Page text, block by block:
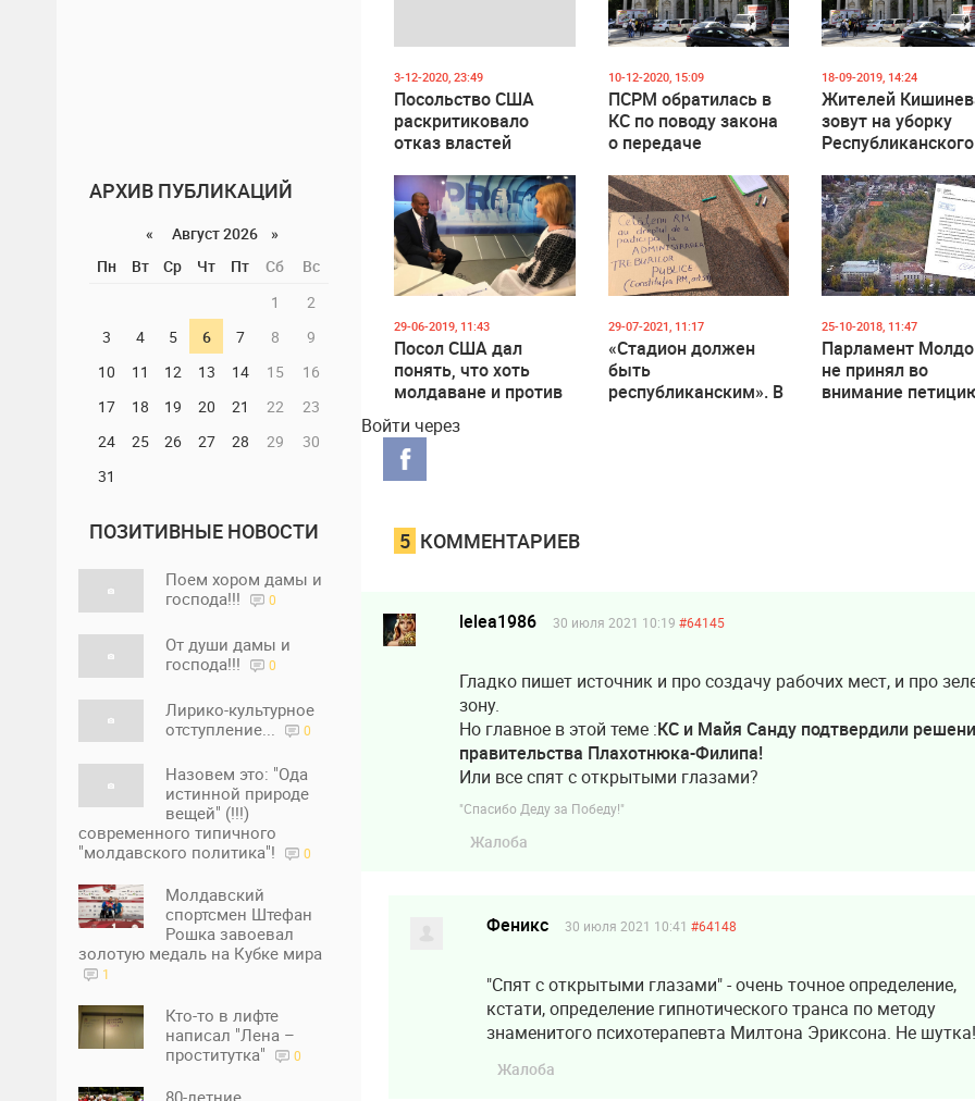
АРХИВ ПУБЛИКАЦИЙ
«
Август 2026 »
Пн
Вт Ср Чт Пт Сб
Вс
1
2
3
4 5 6 7 8
9
10
11 12 13 14 15
16
17
18 19 20 21 22
23
24
25 26 27 28 29
30
31
ПОЗИТИВНЫЕ НОВОСТИ
Поем хором дамы и
господа!!!
0
От души дамы и
господа!!!
0
Лирико-культурное
отступление...
0
Назовем это: "Ода
истинной природе
вещей" (!!!)
современного типичного
"молдавского политика"!
0
Молдавский
спортсмен Штефан
Рошка завоевал
золотую медаль на Кубке мира
1
Кто-то в лифте
написал "Лена –
проститутка"
0
3-12-2020, 23:49
Посольство США
раскритиковало
отказ властей
Республиканский
стадион.
10-12-2020, 15:09
ПСРМ обратилась в
КС по поводу закона
о передаче
стадиона посольству
США
18-09-2019, 14:24
Жителей
зовут на уборку
Республиканского
29-06-2019, 11:43
Посол США дал
понять, что хоть
молдаване и против
посольства на месте
стадиона, но
посольство там
29-07-2021, 11:17
«‎Стадион должен
быть
республиканским». В
25-10-2018, 11:47
Парламент
не принял во
внимание
Войти через
5 КОММЕНТАРИЕВ
lelea1986 30 июля 2021 10:19 #64145
Гладко пишет источник и про создачу рабочих мест, и про
зону.
Но главное в этой теме :КС и Майя Санду подтвердили
правительства Плахотнюка-Филипа!
Или все спят с открытыми глазами?
"Спасибо Деду за Победу!"
Жалоба
Феникс 30 июля 2021 10:41 #64148
"Спят с открытыми глазами" - очень точное определение,
кстати, определение гипнотического транса по методу
знаменитого психотерапевта Милтона Эриксона. Не
Жалоба